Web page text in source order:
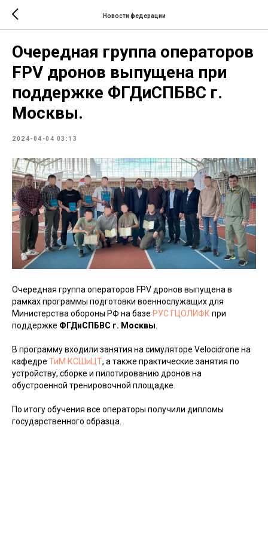
Новости федерации
Очередная группа операторов
FPV дронов выпущена при
поддержке ФГДиСПБВС г.
Москвы.
2024-04-04 03:13
Очередная группа операторов FPV дронов выпущена в
рамках программы подготовки военнослужащих для
Министерства обороны РФ на базе РУС ГЦОЛИФК при
поддержке ФГДиСПБВС г. Москвы
В программу входили занятия на симуляторе Velocidrone на
кафедре ТиМ КСШиЦТ, а также практические занятия по
устройству, сборке и пилотированию дронов на
обустроенной тренировочной площадке.
По итогу обучения все операторы получили дипломы
государственного образца.